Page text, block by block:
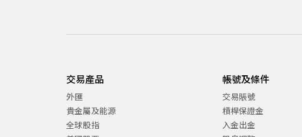
交易產品
外匯
貴金屬及能源
全球股指
帳號及條件
交易賬號
槓桿保證金
入金出金